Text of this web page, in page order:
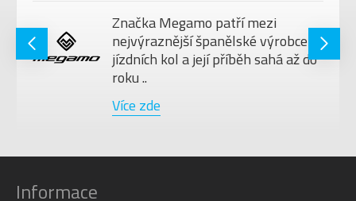
Značka Megamo patří mezi
nejvýraznější španělské výrobce
jízdních kol a její příběh sahá až do
roku ..
Více zde
Informace